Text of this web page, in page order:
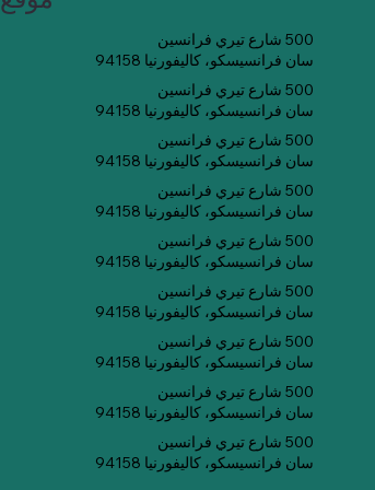
500 شارع تيري فرانسين
سان فرانسيسكو، كاليفورنيا 94158
500 شارع تيري فرانسين
سان فرانسيسكو، كاليفورنيا 94158
500 شارع تيري فرانسين
سان فرانسيسكو، كاليفورنيا 94158
500 شارع تيري فرانسين
سان فرانسيسكو، كاليفورنيا 94158
500 شارع تيري فرانسين
سان فرانسيسكو، كاليفورنيا 94158
500 شارع تيري فرانسين
سان فرانسيسكو، كاليفورنيا 94158
500 شارع تيري فرانسين
سان فرانسيسكو، كاليفورنيا 94158
500 شارع تيري فرانسين
سان فرانسيسكو، كاليفورنيا 94158
500 شارع تيري فرانسين
سان فرانسيسكو، كاليفورنيا 94158